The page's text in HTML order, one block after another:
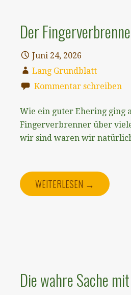
Der
Juni 24, 2026
Lang Grundblatt
Kommentar schreiben
Wie ein guter Ehering ging
Fingerverbrenner über
wir sind waren wir
WEITERLESEN →
Die wahre Sache